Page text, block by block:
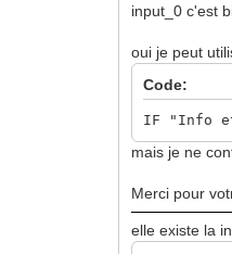
input_0 c'est
oui je peut
Code:
IF "Info
mais je ne
Merci pour
elle existe la